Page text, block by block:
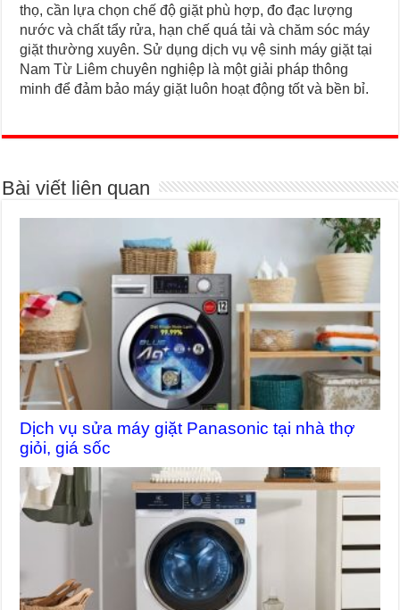
thọ, cần lựa chọn chế độ giặt phù hợp, đo đạc lượng
nước và chất tẩy rửa, hạn chế quá tải và chăm sóc máy
giặt thường xuyên. Sử dụng dịch vụ vệ sinh máy giặt tại
Nam Từ Liêm chuyên nghiệp là một giải pháp thông
minh để đảm bảo máy giặt luôn hoạt động tốt và bền bỉ.
Bài viết liên quan
Dịch vụ sửa máy giặt Panasonic tại nhà thợ
giỏi, giá sốc